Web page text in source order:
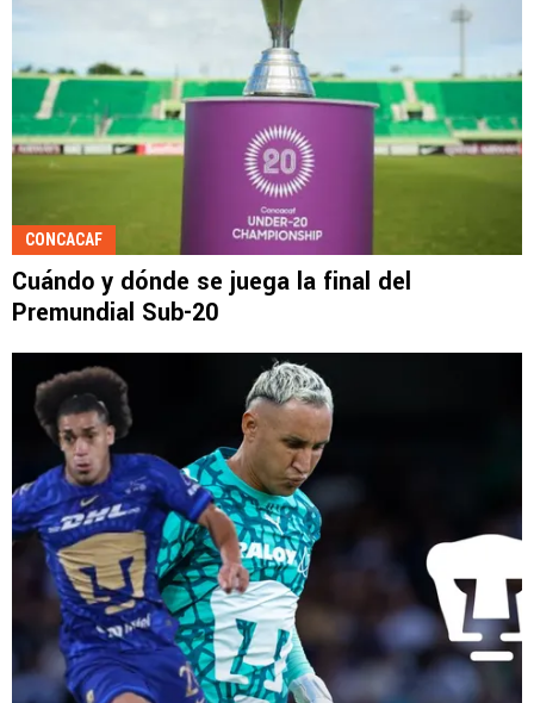
CONCACAF
Cuándo y dónde se juega la final del
Premundial Sub-20